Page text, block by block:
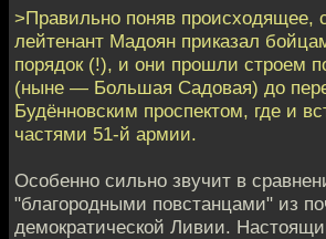
>Правильно поняв происходящее,
лейтенант Мадоян приказал
порядок (!), и они прошли строем
(ныне — Большая Садовая) до
Будённовским проспектом, где и
частями 51-й армии.
Особенно сильно звучит в
"благородными повстанцами" из
демократической Ливии.